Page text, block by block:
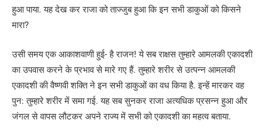
हुआ पाया. यह देख कर राजा को ताज्जुब हुआ कि इन सभी डाकुओं को किसने
मारा?
उसी समय एक आकाशवाणी हुई- है राजन! ये सब राक्षस तुम्हारे आमलकी एकादशी
का उपवास करने के प्रभाव से मारे गए हैं. तुम्हारे शरीर से उत्पन्न आमलकी
एकादशी की वैष्णवी शक्ति ने इन सभी डाकुओं का वध किया है. इन्हें मारकर वह
पुन: तुम्हारे शरीर में समा गई. यह सब सुनकर राजा अत्यधिक प्रसन्न हुआ और
जंगल से वापस लौटकर अपने राज्य में सभी को एकादशी का महत्व बताया.